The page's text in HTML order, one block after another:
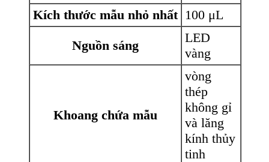
Kích thước mẫu nhỏ nhất 100 μL
Nguồn sáng
LED
vàng
Khoang chứa mẫu
vòng
thép
không gỉ
và lăng
kính thủy
tinh